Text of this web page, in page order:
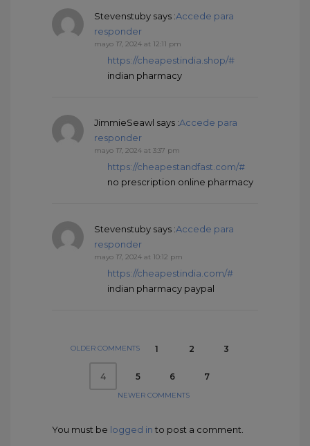
Stevenstuby says :Accede para
responder
mayo 17, 2024 at 12:11 pm
https://cheapestindia.shop/#
indian pharmacy
JimmieSeawl says :Accede para
responder
mayo 17, 2024 at 3:37 pm
https://cheapestandfast.com/#
no prescription online pharmacy
Stevenstuby says :Accede para
responder
mayo 17, 2024 at 10:12 pm
https://cheapestindia.com/#
indian pharmacy paypal
OLDER COMMENTS 1 2 3
4 5 6 7
NEWER COMMENTS
You must be logged in to post a comment.